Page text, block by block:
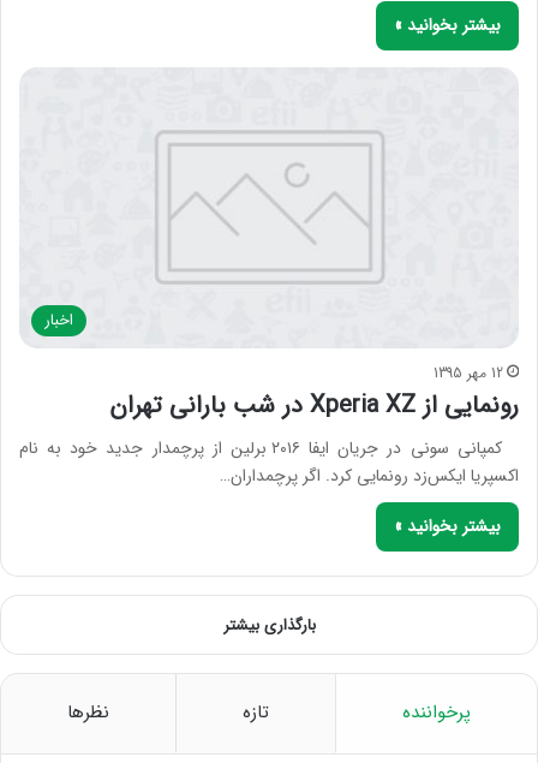
بیشتر بخوانید »
اخبار
12 مهر 1395
رونمایی از Xperia XZ در شب بارانی تهران
کمپانی سونی در جریان ایفا ۲۰۱۶ برلین از پرچمدار جدید خود به نام
اکسپریا ایکس‌زد رونمایی کرد. اگر پرچمداران…
بیشتر بخوانید »
بارگذاری بیشتر
پرخواننده تازه نظرها